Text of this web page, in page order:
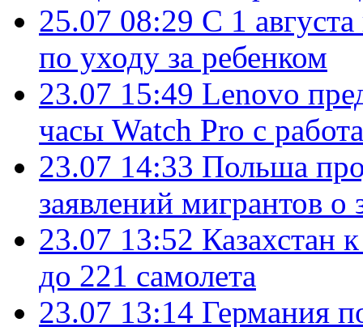
25.07 08:29 С 1
по уходу за ребенком
23.07 15:49 Lenovo
часы Watch Pro с
23.07 14:33 Польша
заявлений мигрантов
23.07 13:52 Казахстан
до 221 самолета
23.07 13:14 Германия